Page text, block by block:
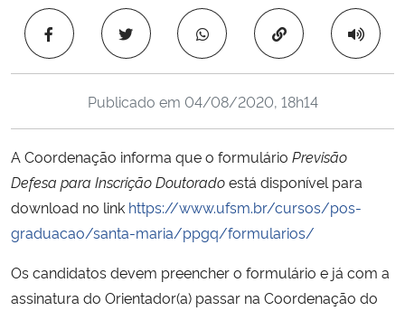
Ministério da Ciência, Tecnologia, Inovações e Comunicações
Ministério do Desenvolvimento Regional
Controladoria-Geral da União
Ministério da Mulher, da Família e dos Direitos Humanos
Copiar para área
Publicado em 04/08/2020, 18h14
A Coordenação informa que o formulário Previsão
Defesa para Inscrição Doutoradoestá disponível para
download no link https://www.ufsm.br/cursos/pos-
graduacao/santa-maria/ppgq/formularios/
Os candidatos devem preencher o formulário e já com a
assinatura do Orientador(a) passar na Coordenação do